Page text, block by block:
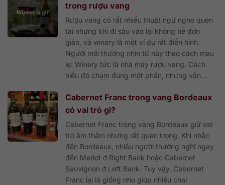
trong rượu vang
Rượu vang có rất nhiều thuật ngữ nghe quen
tai nhưng khi đi sâu vào lại không hề đơn
giản, và winery là một ví dụ rất điển hình.
Người mới thường nhìn từ này theo cách mau
lẹ: Winery tức là nhà máy rượu vang. Cách
hiểu đó chạm đúng một phần, nhưng vẫn...
Cabernet Franc trong vang Bordeaux
có vai trò gì?
Cabernet Franc trong vang Bordeaux giữ vai
trò âm thầm nhưng rất quan trọng. Khi nhắc
đến Bordeaux, nhiều người thường nghĩ ngay
đến Merlot ở Right Bank hoặc Cabernet
Sauvignon ở Left Bank. Tuy vậy, Cabernet
Franc lại là giống nho giúp nhiều chai